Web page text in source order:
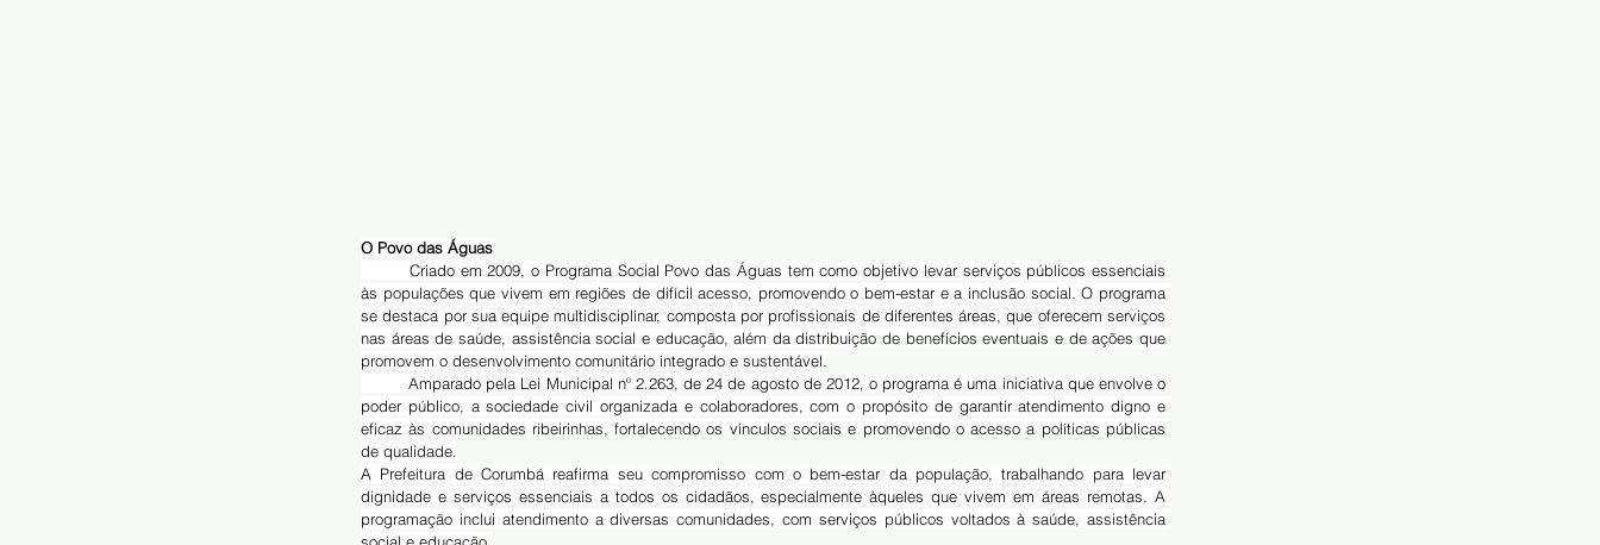
O Povo das Águas
às populações que vivem em regiões de difícil acesso, promovendo o bem-estar e a inclusão social. O programa
se destaca por sua equipe multidisciplinar, composta por profissionais de diferentes áreas, que oferecem serviços
nas áreas de saúde, assistência social e educação, além da distribuição de benefícios eventuais e de ações que
promovem o desenvolvimento comunitário integrado e sustentável.
	Amparado pela Lei Municipal nº 2.263, de 24 de agosto de 2012, o programa é uma iniciativa que envolve o
poder público, a sociedade civil organizada e colaboradores, com o propósito de garantir atendimento digno e
eficaz às comunidades ribeirinhas, fortalecendo os vínculos sociais e promovendo o acesso a políticas públicas
de qualidade.
A Prefeitura de Corumbá reafirma seu compromisso com o bem-estar da população, trabalhando para levar
dignidade e serviços essenciais a todos os cidadãos, especialmente àqueles que vivem em áreas remotas. A
programação inclui atendimento a diversas comunidades, com serviços públicos voltados à saúde, assistência
social e educação.